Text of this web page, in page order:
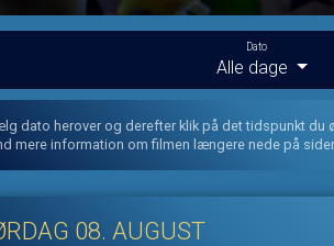
Dato
Alle dage
dato herover og derefter klik på det tidspunkt du
mere information om filmen længere nede på
08. AUGUST